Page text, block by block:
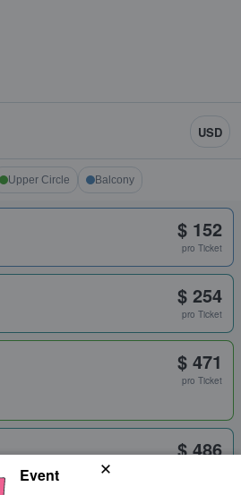
USD
Upper Circle Balcony
$ 152
pro Ticket
$ 254
pro Ticket
$ 471
pro Ticket
$ 486
Event